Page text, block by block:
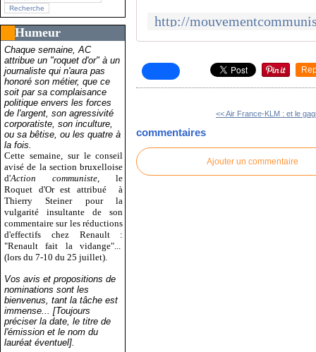
Humeur
Chaque semaine, AC
attribue un "roquet d'or" à un
journaliste qui n'aura pas
honoré son métier, que ce
soit par sa complaisance
politique envers les forces
de l'argent, son agressivité
corporatiste, son inculture,
ou sa bêtise, ou les quatre à
la fois.
Cette semaine, sur le conseil
avisé de la section bruxelloise
d'Action communiste , le
Roquet d'Or est attribué
à
Thierry Steiner pour la
vulgarité insultante de son
commentaire sur les réductions
d'effectifs chez Renault :
"Renault fait la vidange"...
(lors du 7-10 du 25 juillet).
Vos avis et propositions de
nominations sont les
bienvenus, tant la tâche est
immense... [Toujours
préciser la date, le titre de
l'émission et le nom du
lauréat éventuel].
<< Air France-KLM : et le
commentaires
Ajouter un commentaire